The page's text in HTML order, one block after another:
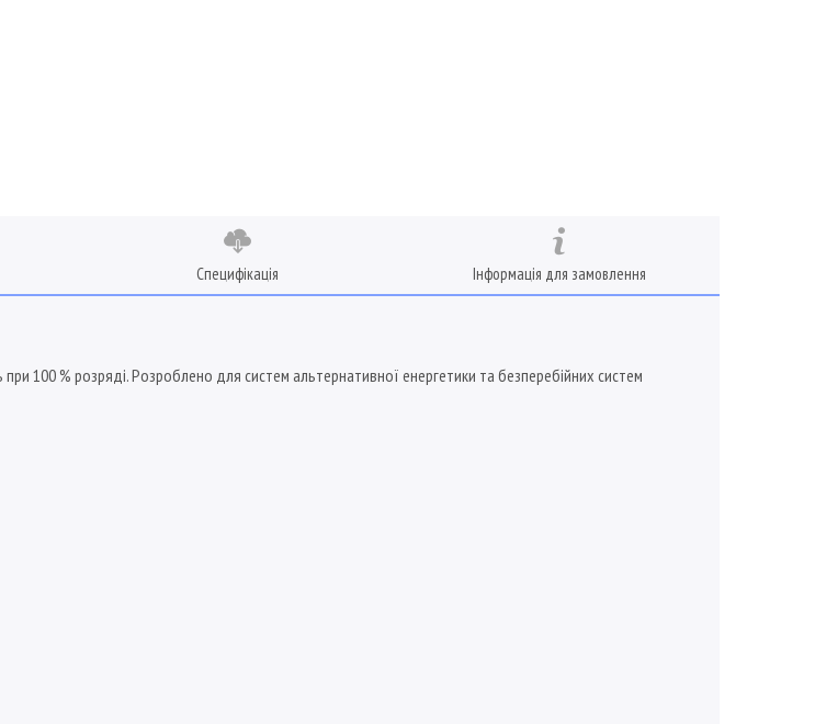
Специфікація Інформація для замовлення
100 % розряді. Розроблено для систем альтернативної енергетики та безперебійних систем